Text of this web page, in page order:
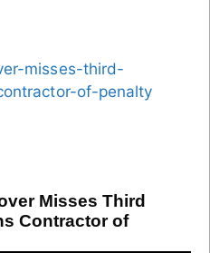
Misses Third
Contractor of